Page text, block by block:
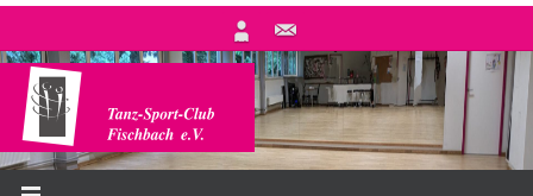
springen